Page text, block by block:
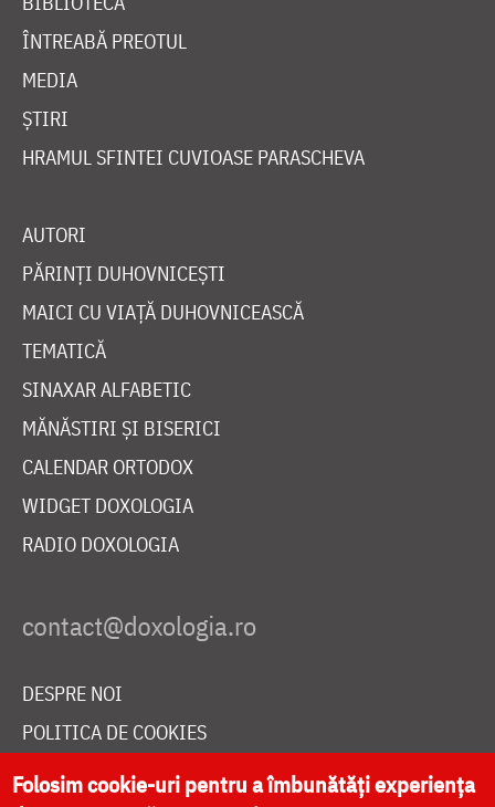
ÎNTREABĂ PREOTUL
MEDIA
ȘTIRI
HRAMUL SFINTEI CUVIOASE PARASCHEVA
AUTORI
PĂRINȚI DUHOVNICEȘTI
MAICI CU VIAȚĂ DUHOVNICEASCĂ
TEMATICĂ
SINAXAR ALFABETIC
MĂNĂSTIRI ȘI BISERICI
CALENDAR ORTODOX
WIDGET DOXOLOGIA
RADIO DOXOLOGIA
DESPRE NOI
POLITICA DE COOKIES
DONEAZĂ ONLINE PENTRU CATEDRALA NAȚIONALĂ
Folosim cookie-uri pentru a îmbunătăți experiența